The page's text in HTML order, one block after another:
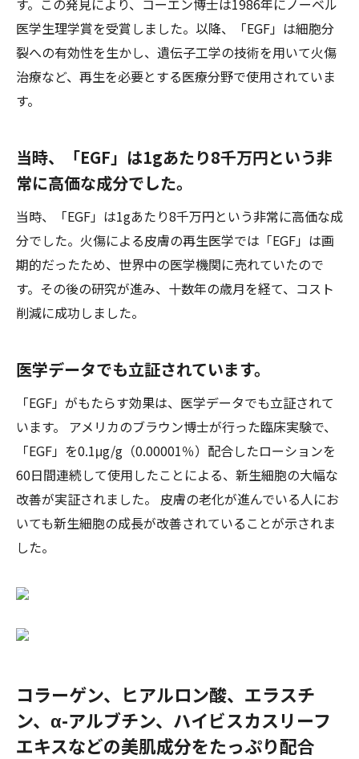
す。この発見により、コーエン博士は1986年にノーベル
医学生理学賞を受賞しました。以降、「EGF」は細胞分
裂への有効性を生かし、遺伝子工学の技術を用いて火傷
治療など、再生を必要とする医療分野で使用されていま
す。
当時、「EGF」は1gあたり8千万円という非
常に高価な成分でした。
当時、「EGF」は1gあたり8千万円という非常に高価な成
分でした。火傷による皮膚の再生医学では「EGF」は画
期的だったため、世界中の医学機関に売れていたので
す。その後の研究が進み、十数年の歳月を経て、コスト
削減に成功しました。
医学データでも立証されています。
「EGF」がもたらす効果は、医学データでも立証されて
います。 アメリカのブラウン博士が行った臨床実験で、
「EGF」を0.1μg/g（0.00001％）配合したローションを
60日間連続して使用したことによる、新生細胞の大幅な
改善が実証されました。 皮膚の老化が進んでいる人にお
いても新生細胞の成長が改善されていることが示されま
した。
コラーゲン、ヒアルロン酸、エラスチ
ン、α-アルブチン、ハイビスカスリーフ
エキスなどの美肌成分をたっぷり配合